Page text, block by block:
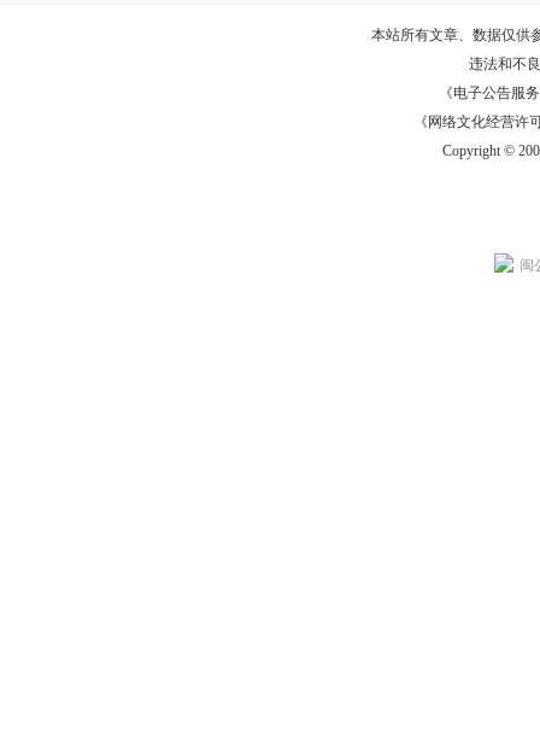
本站所有文章、数据仅供
违法和不
《电子公告服务
《网络文化经营许
Copyright ©
闽